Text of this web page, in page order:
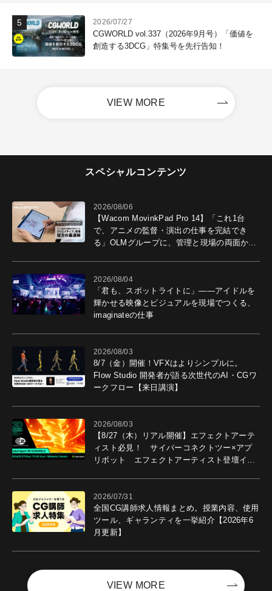
2026/07/27
CGWORLD vol.337（2026年9月号）「価値を
創造する3DCG」特集号を先行告知！
VIEW MORE
スペシャルコンテンツ
2026/08/06
【Wacom MovinkPad Pro 14】「これ1台
で、アニメの監督・演出の仕事を完結でき
る」OLMグループに、管理と現場の両面から
2026/08/04
「君も、スポットライトに」――アイドルを
輝かせる映像とビジュアルを現場でつくる、
imaginateの仕事
2026/08/03
8/7（金）開催！VFXはよりシンプルに。
Flow Studio 開発者が語る次世代のAI・CGワ
ークフロー【来日講演】
2026/08/03
【8/27（木）リアル開催】エフェクトアーテ
ィスト必見！ サイバーコネクトツー×アプ
リボット エフェクトアーティスト登壇イベ
2026/07/31
全国CG講師求人情報まとめ。授業内容、使用
ツール、ギャランティを一挙紹介【2026年6
月更新】
VIEW MORE